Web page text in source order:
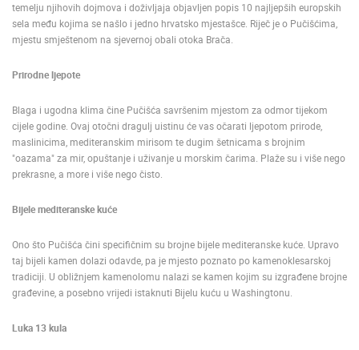
POLICY
BANERI
HRVATSKI
ENGLISH
temelju njihovih dojmova i doživljaja objavljen popis 10 najljepših europskih
sela među kojima se našlo i jedno hrvatsko mjestašce. Riječ je o Pučišćima,
mjestu smještenom na sjevernoj obali otoka Brača.
Prirodne ljepote
Blaga i ugodna klima čine Pučišća savršenim mjestom za odmor tijekom
cijele godine. Ovaj otočni dragulj uistinu će vas očarati ljepotom prirode,
maslinicima, mediteranskim mirisom te dugim šetnicama s brojnim
"oazama" za mir, opuštanje i uživanje u morskim čarima. Plaže su i više nego
prekrasne, a more i više nego čisto.
Bijele mediteranske kuće
Ono što Pučišća čini specifičnim su brojne bijele mediteranske kuće. Upravo
taj bijeli kamen dolazi odavde, pa je mjesto poznato po kamenoklesarskoj
tradiciji. U obližnjem kamenolomu nalazi se kamen kojim su izgrađene brojne
građevine, a posebno vrijedi istaknuti Bijelu kuću u Washingtonu.
Luka 13 kula